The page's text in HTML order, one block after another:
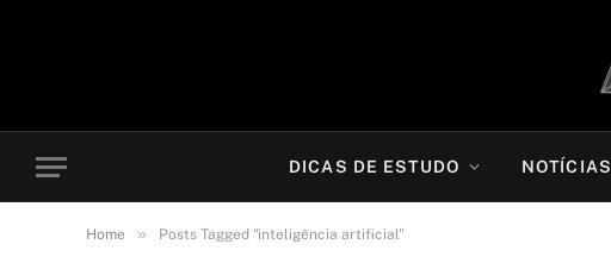
DICAS DE ESTUDO NOTÍCIAS
Home » Posts Tagged "inteligência artificial"